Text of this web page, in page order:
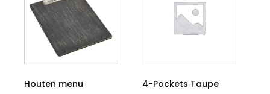
Houten menu
4-Pockets Taupe